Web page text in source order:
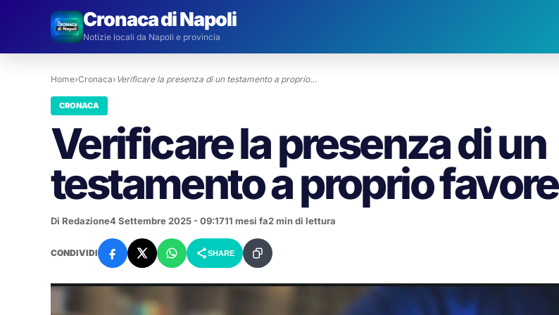
Cronaca di Napoli
Notizie locali da Napoli e provincia
Home›Cronaca› Verificare la presenza di un testamento a proprio…
CRONACA
Verificare la presenza di un
testamento a proprio favore
Di Redazione4 Settembre 2025 - 09:1711 mesi fa2 min di lettura
CONDIVIDI SHARE